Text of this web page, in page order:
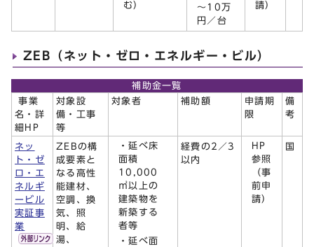
む）
～10万
円／台
請）
ZEB（ネット・ゼロ・エネルギー・ビル）
補助金一覧
事業
名・詳
細HP
対象設
備・工事
等
対象者 補助額
申請期
限
備
考
ネッ
ト・ゼ
ロ・エ
ネルギ
ービル
実証事
業
ZEBの構
成要素と
なる高性
能建材、
空調、換
気、照
明、給
湯、
・延べ床
面積
10,000
㎡以上の
建築物を
新築する
者等
・延べ面
経費の2／3
以内
HP
参照
（事
前申
請）
国